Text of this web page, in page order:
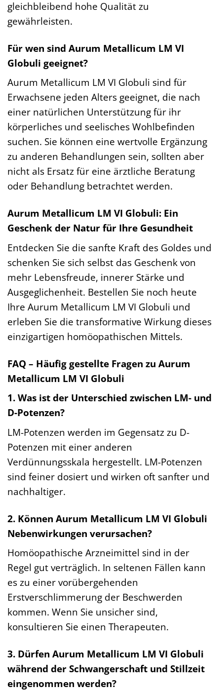
gleichbleibend hohe Qualität zu
gewährleisten.
Für wen sind Aurum Metallicum LM VI
Globuli geeignet?
Aurum Metallicum LM VI Globuli sind für
Erwachsene jeden Alters geeignet, die nach
einer natürlichen Unterstützung für ihr
körperliches und seelisches Wohlbefinden
suchen. Sie können eine wertvolle Ergänzung
zu anderen Behandlungen sein, sollten aber
nicht als Ersatz für eine ärztliche Beratung
oder Behandlung betrachtet werden.
Aurum Metallicum LM VI Globuli: Ein
Geschenk der Natur für Ihre Gesundheit
Entdecken Sie die sanfte Kraft des Goldes und
schenken Sie sich selbst das Geschenk von
mehr Lebensfreude, innerer Stärke und
Ausgeglichenheit. Bestellen Sie noch heute
Ihre Aurum Metallicum LM VI Globuli und
erleben Sie die transformative Wirkung dieses
einzigartigen homöopathischen Mittels.
FAQ – Häufig gestellte Fragen zu Aurum
Metallicum LM VI Globuli
1. Was ist der Unterschied zwischen LM- und
D-Potenzen?
LM-Potenzen werden im Gegensatz zu D-
Potenzen mit einer anderen
Verdünnungsskala hergestellt. LM-Potenzen
sind feiner dosiert und wirken oft sanfter und
nachhaltiger.
2. Können Aurum Metallicum LM VI Globuli
Nebenwirkungen verursachen?
Homöopathische Arzneimittel sind in der
Regel gut verträglich. In seltenen Fällen kann
es zu einer vorübergehenden
Erstverschlimmerung der Beschwerden
kommen. Wenn Sie unsicher sind,
konsultieren Sie einen Therapeuten.
3. Dürfen Aurum Metallicum LM VI Globuli
während der Schwangerschaft und Stillzeit
eingenommen werden?